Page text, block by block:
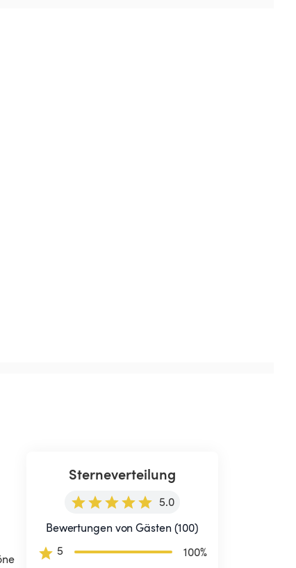
Sterneverteilung
5.0
Bewertungen von Gästen (100)
5
100%